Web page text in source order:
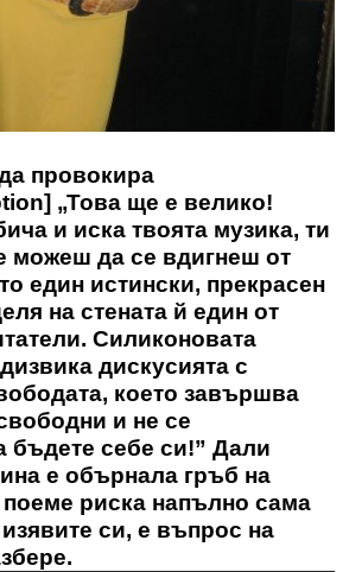
провокира
„Това ще е велико!
и иска твоята музика, ти
можеш да се вдигнеш от
един истински, прекрасен
на стената й един от
Силиконовата
дискусията с
което завършва
и не се
бъдете себе си!” Дали
е обърнала гръб на
риска напълно сама
си, е въпрос на